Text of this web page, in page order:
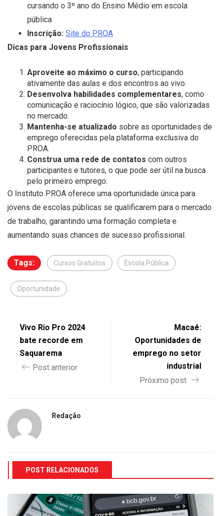
cursando o 3º ano do Ensino Médio em escola
pública
Inscrição: Site do PROA
Dicas para Jovens Profissionais
Aproveite ao máximo o curso, participando
ativamente das aulas e dos encontros ao vivo.
Desenvolva habilidades complementares, como
comunicação e raciocínio lógico, que são valorizadas
no mercado.
Mantenha-se atualizado sobre as oportunidades de
emprego oferecidas pela plataforma exclusiva do
PROA.
Construa uma rede de contatos com outros
participantes e tutores, o que pode ser útil na busca
pelo primeiro emprego.
O Instituto PROA oferece uma oportunidade única para
jovens de escolas públicas se qualificarem para o mercado
de trabalho, garantindo uma formação completa e
aumentando suas chances de sucesso profissional.
Tags: Cursos Gratuitos Escola Pública
Oportunidade
Vivo Rio Pro 2024
bate recorde em
Saquarema
Post anterior
Macaé:
Oportunidades de
emprego no setor
industrial
Próximo post
Redação
POST RELACIONADOS